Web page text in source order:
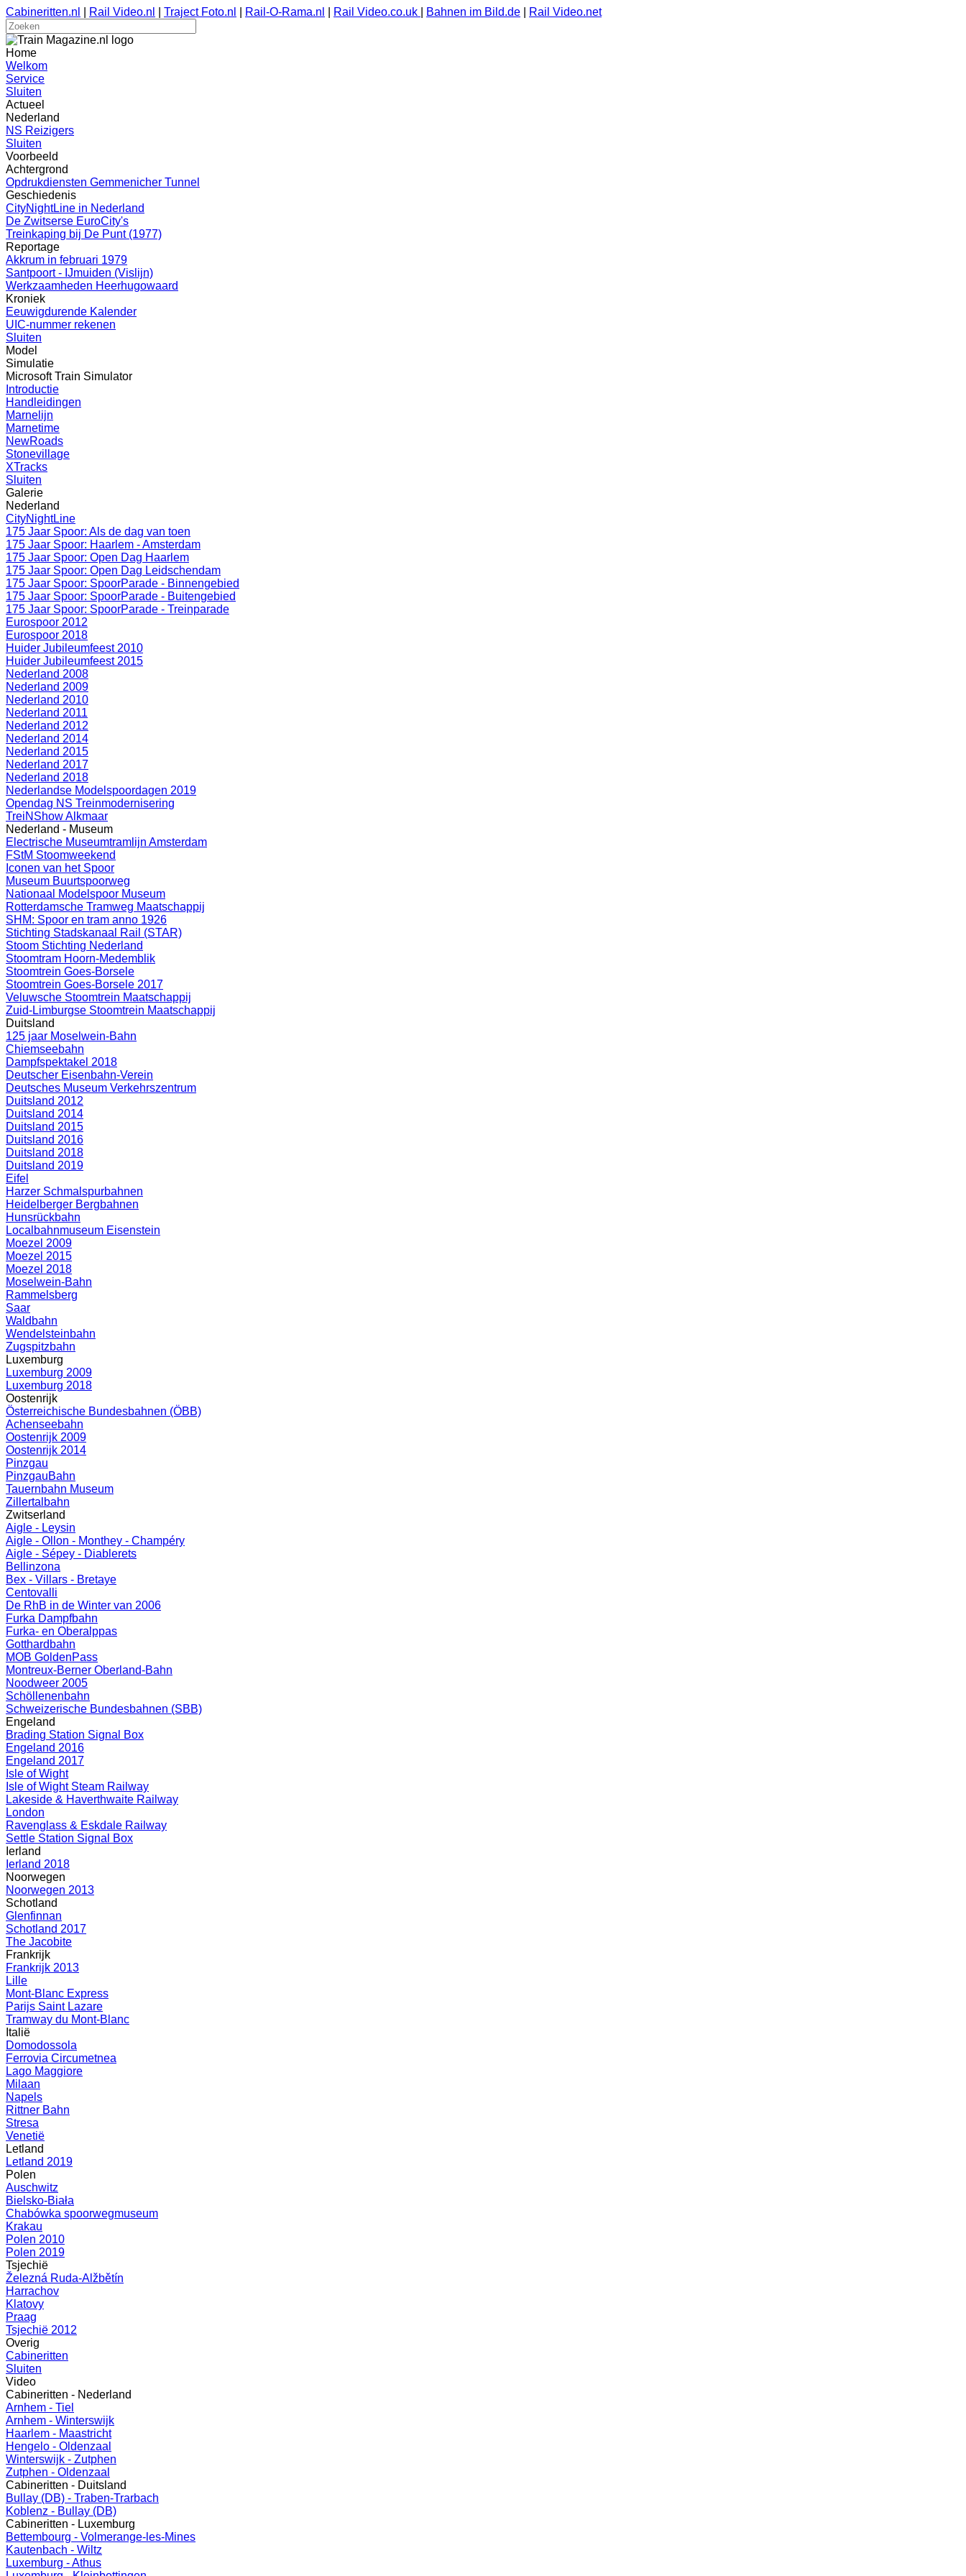
Cabineritten.nl Rail Video.nl Traject Foto.nl Rail-O-Rama.nl Rail Video.co.uk Bahnen im Bild.de Rail Video.net
Home
Welkom
Service
Sluiten
Actueel
Nederland
NS Reizigers
Sluiten
Voorbeeld
Achtergrond
Opdrukdiensten Gemmenicher Tunnel
Geschiedenis
CityNightLine in Nederland
De Zwitserse EuroCity's
Treinkaping bij De Punt (1977)
Reportage
Akkrum in februari 1979
Santpoort - IJmuiden (Vislijn)
Werkzaamheden Heerhugowaard
Kroniek
Eeuwigdurende Kalender
UIC-nummer rekenen
Sluiten
Model
Simulatie
Microsoft Train Simulator
Introductie
Handleidingen
Marnelijn
Marnetime
NewRoads
Stonevillage
XTracks
Sluiten
Galerie
Nederland
CityNightLine
175 Jaar Spoor: Als de dag van toen
175 Jaar Spoor: Haarlem - Amsterdam
175 Jaar Spoor: Open Dag Haarlem
175 Jaar Spoor: Open Dag Leidschendam
175 Jaar Spoor: SpoorParade - Binnengebied
175 Jaar Spoor: SpoorParade - Buitengebied
175 Jaar Spoor: SpoorParade - Treinparade
Eurospoor 2012
Eurospoor 2018
Huider Jubileumfeest 2010
Huider Jubileumfeest 2015
Nederland 2008
Nederland 2009
Nederland 2010
Nederland 2011
Nederland 2012
Nederland 2014
Nederland 2015
Nederland 2017
Nederland 2018
Nederlandse Modelspoordagen 2019
Opendag NS Treinmodernisering
TreiNShow Alkmaar
Nederland - Museum
Electrische Museumtramlijn Amsterdam
FStM Stoomweekend
Iconen van het Spoor
Museum Buurtspoorweg
Nationaal Modelspoor Museum
Rotterdamsche Tramweg Maatschappij
SHM: Spoor en tram anno 1926
Stichting Stadskanaal Rail (STAR)
Stoom Stichting Nederland
Stoomtram Hoorn-Medemblik
Stoomtrein Goes-Borsele
Stoomtrein Goes-Borsele 2017
Veluwsche Stoomtrein Maatschappij
Zuid-Limburgse Stoomtrein Maatschappij
Duitsland
125 jaar Moselwein-Bahn
Chiemseebahn
Dampfspektakel 2018
Deutscher Eisenbahn-Verein
Deutsches Museum Verkehrszentrum
Duitsland 2012
Duitsland 2014
Duitsland 2015
Duitsland 2016
Duitsland 2018
Duitsland 2019
Eifel
Harzer Schmalspurbahnen
Heidelberger Bergbahnen
Hunsrückbahn
Localbahnmuseum Eisenstein
Moezel 2009
Moezel 2015
Moezel 2018
Moselwein-Bahn
Rammelsberg
Saar
Waldbahn
Wendelsteinbahn
Zugspitzbahn
Luxemburg
Luxemburg 2009
Luxemburg 2018
Oostenrijk
Österreichische Bundesbahnen (ÖBB)
Achenseebahn
Oostenrijk 2009
Oostenrijk 2014
Pinzgau
PinzgauBahn
Tauernbahn Museum
Zillertalbahn
Zwitserland
Aigle - Leysin
Aigle - Ollon - Monthey - Champéry
Aigle - Sépey - Diablerets
Bellinzona
Bex - Villars - Bretaye
Centovalli
De RhB in de Winter van 2006
Furka Dampfbahn
Furka- en Oberalppas
Gotthardbahn
MOB GoldenPass
Montreux-Berner Oberland-Bahn
Noodweer 2005
Schöllenenbahn
Schweizerische Bundesbahnen (SBB)
Engeland
Brading Station Signal Box
Engeland 2016
Engeland 2017
Isle of Wight
Isle of Wight Steam Railway
Lakeside & Haverthwaite Railway
London
Ravenglass & Eskdale Railway
Settle Station Signal Box
Ierland
Ierland 2018
Noorwegen
Noorwegen 2013
Schotland
Glenfinnan
Schotland 2017
The Jacobite
Frankrijk
Frankrijk 2013
Lille
Mont-Blanc Express
Parijs Saint Lazare
Tramway du Mont-Blanc
Italië
Domodossola
Ferrovia Circumetnea
Lago Maggiore
Milaan
Napels
Rittner Bahn
Stresa
Venetië
Letland
Letland 2019
Polen
Auschwitz
Bielsko-Biała
Chabówka spoorwegmuseum
Krakau
Polen 2010
Polen 2019
Tsjechië
Železná Ruda-Alžbětín
Harrachov
Klatovy
Praag
Tsjechië 2012
Overig
Cabineritten
Sluiten
Video
Cabineritten - Nederland
Arnhem - Tiel
Arnhem - Winterswijk
Haarlem - Maastricht
Hengelo - Oldenzaal
Winterswijk - Zutphen
Zutphen - Oldenzaal
Cabineritten - Duitsland
Bullay (DB) - Traben-Trarbach
Koblenz - Bullay (DB)
Cabineritten - Luxemburg
Bettembourg - Volmerange-les-Mines
Kautenbach - Wiltz
Luxemburg - Athus